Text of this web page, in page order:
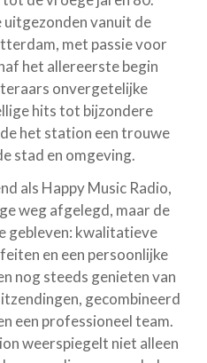
vanuit de
met passie voor
het allereerste begin
onvergetelijke
hits tot bijzondere
het station een trouwe
stad en omgeving.
als Happy Music Radio,
weg afgelegd, maar de
gebleven: kwalitatieve
en een persoonlijke
nog steeds genieten van
gecombineerd
een professioneel team.
weerspiegelt niet alleen